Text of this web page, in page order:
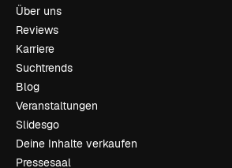
Über uns
Reviews
Karriere
Suchtrends
Blog
Veranstaltungen
Slidesgo
Deine Inhalte verkaufen
Pressesaal